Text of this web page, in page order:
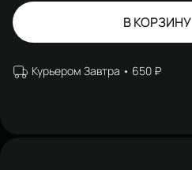
В КОРЗИНУ
Курьером Завтра 650 ₽